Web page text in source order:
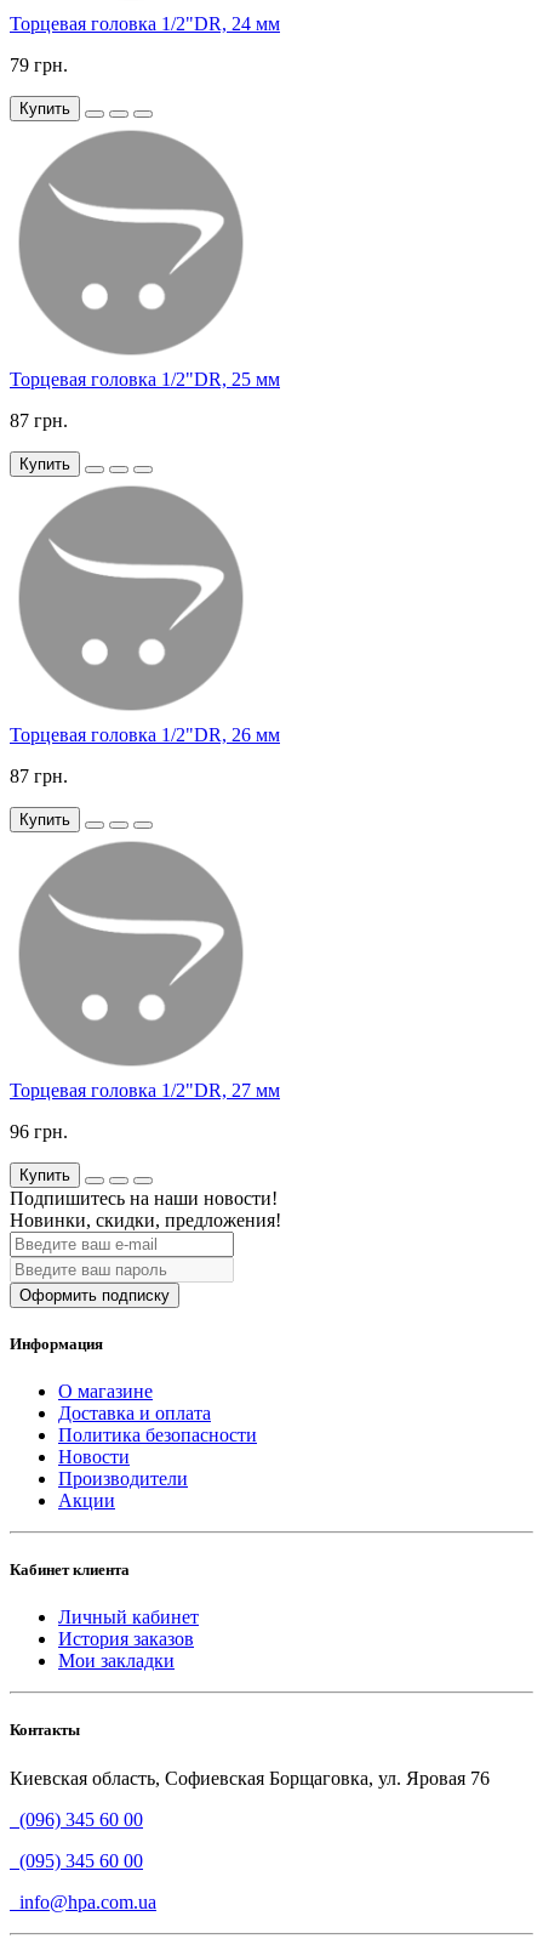
Торцевая головка 1/2"DR, 24 мм
79 грн.
Купить
Торцевая головка 1/2"DR, 25 мм
87 грн.
Купить
Торцевая головка 1/2"DR, 26 мм
87 грн.
Купить
Торцевая головка 1/2"DR, 27 мм
96 грн.
Купить
Подпишитесь на наши новости!
Новинки, скидки, предложения!
Оформить подписку
Информация
О магазине
Доставка и оплата
Политика безопасности
Новости
Производители
Акции
Кабинет клиента
Личный кабинет
История заказов
Мои закладки
Контакты
Киевская область, Софиевская Борщаговка, ул. Яровая 76
(096) 345 60 00
(095) 345 60 00
info@hpa.com.ua